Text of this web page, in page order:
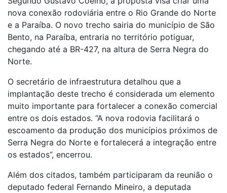
nova conexão rodoviária entre o Rio Grande do Norte
e a Paraíba. O novo trecho sairia do município de São
Bento, na Paraíba, entraria no território potiguar,
chegando até a BR-427, na altura de Serra Negra do
Norte.
O secretário de infraestrutura detalhou que a
implantação deste trecho é considerada um elemento
muito importante para fortalecer a conexão comercial
entre os dois estados. “A nova rodovia facilitará o
escoamento da produção dos municípios próximos de
Serra Negra do Norte e fortalecerá a integração entre
os estados”, encerrou.
Além dos citados, também participaram da reunião o
deputado federal Fernando Mineiro, a deputada